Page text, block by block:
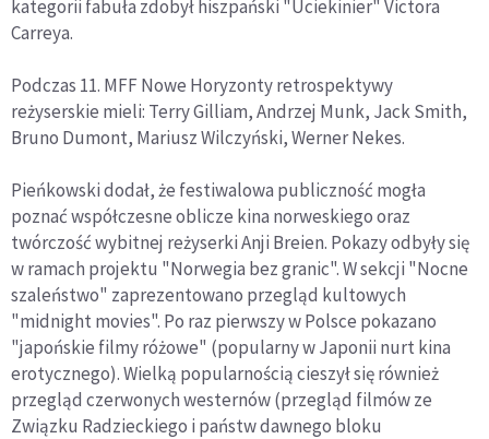
kategorii fabuła zdobył hiszpański "Uciekinier" Victora
Carreya.
Podczas 11. MFF Nowe Horyzonty retrospektywy
reżyserskie mieli: Terry Gilliam, Andrzej Munk, Jack Smith,
Bruno Dumont, Mariusz Wilczyński, Werner Nekes.
Pieńkowski dodał, że festiwalowa publiczność mogła
poznać współczesne oblicze kina norweskiego oraz
twórczość wybitnej reżyserki Anji Breien. Pokazy odbyły się
w ramach projektu "Norwegia bez granic". W sekcji "Nocne
szaleństwo" zaprezentowano przegląd kultowych
"midnight movies". Po raz pierwszy w Polsce pokazano
"japońskie filmy różowe" (popularny w Japonii nurt kina
erotycznego). Wielką popularnością cieszył się również
przegląd czerwonych westernów (przegląd filmów ze
Związku Radzieckiego i państw dawnego bloku